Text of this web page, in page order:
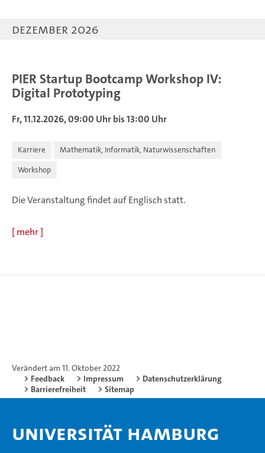
Dezember 2026
PIER Startup Bootcamp Workshop IV:
Digital Prototyping
Fr, 11.12.2026, 09:00 Uhr bis 13:00 Uhr
Karriere
Mathematik, Informatik, Naturwissenschaften
Workshop
Die Veranstaltung findet auf Englisch statt.
[mehr]
Verändert am 11. Oktober 2022
Feedback
Impressum
Datenschutzerklärung
Barrierefreiheit
Sitemap
Universität Hamburg